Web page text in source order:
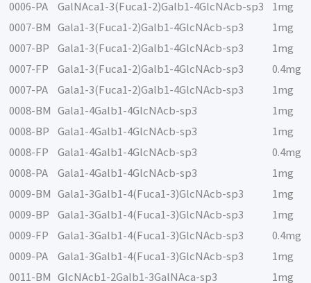
0006-PA
GalNAca1-3(Fuca1-2)Galb1-4GlcNAcb-sp3
1mg
0007-BM
Gala1-3(Fuca1-2)Galb1-4GlcNAcb-sp3
1mg
0007-BP
Gala1-3(Fuca1-2)Galb1-4GlcNAcb-sp3
1mg
0007-FP
Gala1-3(Fuca1-2)Galb1-4GlcNAcb-sp3
0.4mg
0007-PA
Gala1-3(Fuca1-2)Galb1-4GlcNAcb-sp3
1mg
0008-BM
Gala1-4Galb1-4GlcNAcb-sp3
1mg
0008-BP
Gala1-4Galb1-4GlcNAcb-sp3
1mg
0008-FP
Gala1-4Galb1-4GlcNAcb-sp3
0.4mg
0008-PA
Gala1-4Galb1-4GlcNAcb-sp3
1mg
0009-BM
Gala1-3Galb1-4(Fuca1-3)GlcNAcb-sp3
1mg
0009-BP
Gala1-3Galb1-4(Fuca1-3)GlcNAcb-sp3
1mg
0009-FP
Gala1-3Galb1-4(Fuca1-3)GlcNAcb-sp3
0.4mg
0009-PA
Gala1-3Galb1-4(Fuca1-3)GlcNAcb-sp3
1mg
0011-BM
GlcNAcb1-2Galb1-3GalNAca-sp3
1mg